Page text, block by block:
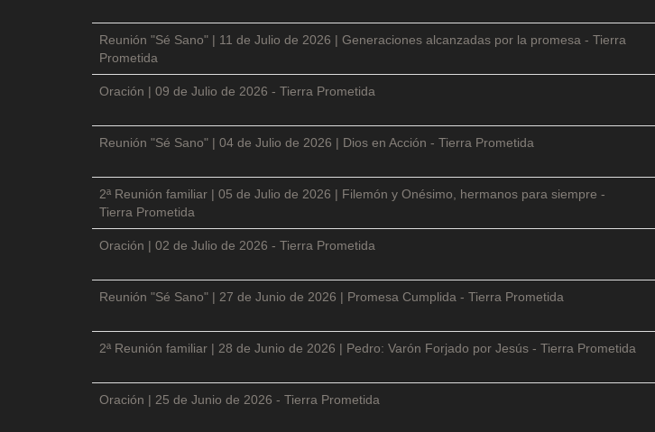
Reunión "Sé Sano" | 11 de Julio de 2026 | Generaciones alcanzadas por la promesa - Tierra
Prometida
Oración | 09 de Julio de 2026 - Tierra Prometida
Reunión "Sé Sano" | 04 de Julio de 2026 | Dios en Acción - Tierra Prometida
2ª Reunión familiar | 05 de Julio de 2026 | Filemón y Onésimo, hermanos para siempre -
Tierra Prometida
Oración | 02 de Julio de 2026 - Tierra Prometida
Reunión "Sé Sano" | 27 de Junio de 2026 | Promesa Cumplida - Tierra Prometida
2ª Reunión familiar | 28 de Junio de 2026 | Pedro: Varón Forjado por Jesús - Tierra Prometida
Oración | 25 de Junio de 2026 - Tierra Prometida